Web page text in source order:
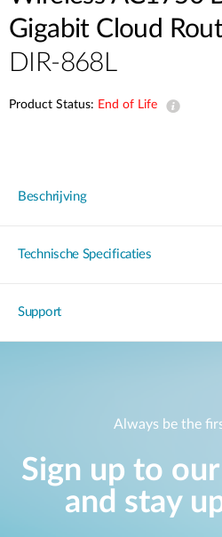
Gigabit Cloud
DIR-868L
Product Status: End of Life
Beschrijving
Technische Specificaties
Support
Always be the
Sign up to
and stay